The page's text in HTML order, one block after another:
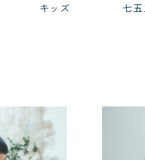
キッズ 七